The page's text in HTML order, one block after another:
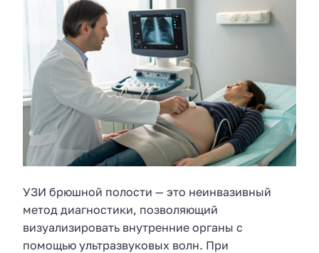
УЗИ брюшной полости — это неинвазивный
метод диагностики, позволяющий
визуализировать внутренние органы с
помощью ультразвуковых волн. При